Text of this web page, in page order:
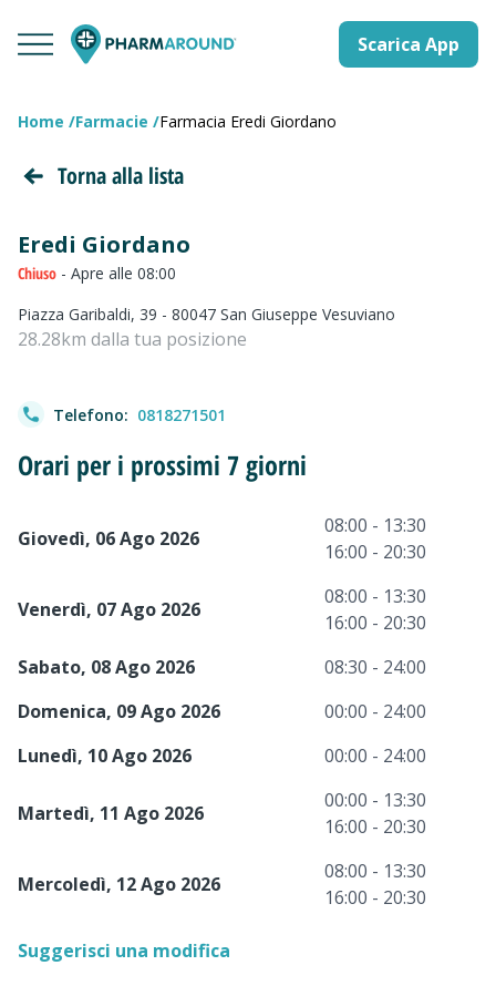
Scarica App
Home Farmacie Farmacia Eredi Giordano
Torna alla lista
Eredi Giordano
Chiuso - Apre alle 08:00
Piazza Garibaldi, 39 - 80047 San Giuseppe Vesuviano
28.28km dalla tua posizione
Telefono: 0818271501
Orari per i prossimi 7 giorni
Giovedì, 06 Ago 2026
08:00 - 13:30
16:00 - 20:30
Venerdì, 07 Ago 2026
08:00 - 13:30
16:00 - 20:30
Sabato, 08 Ago 2026
08:30 - 24:00
Domenica, 09 Ago 2026
00:00 - 24:00
Lunedì, 10 Ago 2026
00:00 - 24:00
Martedì, 11 Ago 2026
00:00 - 13:30
16:00 - 20:30
Mercoledì, 12 Ago 2026
08:00 - 13:30
16:00 - 20:30
Suggerisci una modifica